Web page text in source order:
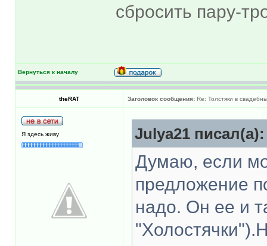
сбросить пару-
Вернуться к началу
theRAT Заголовок сообщения: Re: Толстяки в
Я здесь живу Julya21 писал(а):
Думаю, если
предложение
надо. Он ее и